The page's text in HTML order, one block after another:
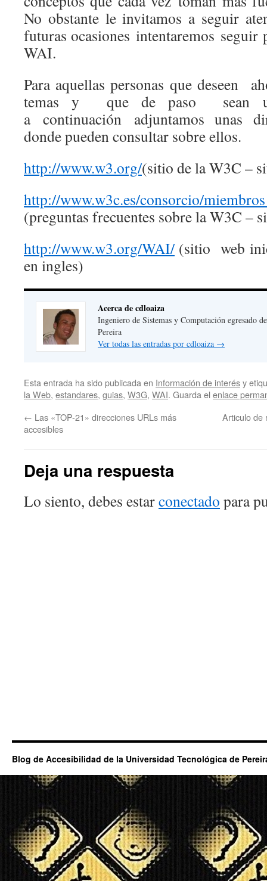
No obstante le invitamos a seguir
futuras ocasiones intentaremos seguir
WAI.
Para aquellas personas que deseen
temas y que de paso sean
a continuación adjuntamos unas
donde pueden consultar sobre ellos.
http://www.w3.org/(sitio de la W3C –
http://www.w3c.es/consorcio/
(preguntas frecuentes sobre la W3C –
http://www.w3.org/WAI/(sitio web
en ingles)
Acerca de cdloaiza
Ingeniero de Sistemas y Computación egresado
Pereira
Ver todas las entradas por cdloaiza →
Esta entrada ha sido publicada en Información de interésy
la Web, estandares, guias, W3G, WAI. Guarda el enlace
← Las «TOP-21» direcciones URLs más
accesibles
Articulo de
Deja una respuesta
Lo siento, debes estarconectado para
Blog de Accesibilidad de la Universidad Tecnológica de